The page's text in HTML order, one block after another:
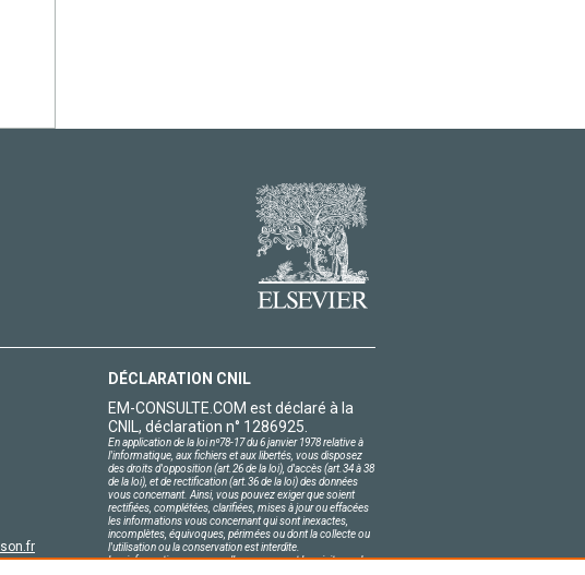
DÉCLARATION CNIL
EM-CONSULTE.COM est déclaré à la
CNIL, déclaration n° 1286925.
En application de la loi nº78-17 du 6 janvier 1978 relative à
l'informatique, aux fichiers et aux libertés, vous disposez
des droits d'opposition (art.26 de la loi), d'accès (art.34 à 38
de la loi), et de rectification (art.36 de la loi) des données
vous concernant. Ainsi, vous pouvez exiger que soient
rectifiées, complétées, clarifiées, mises à jour ou effacées
les informations vous concernant qui sont inexactes,
incomplètes, équivoques, périmées ou dont la collecte ou
l'utilisation ou la conservation est interdite.
Les informations personnelles concernant les visiteurs de